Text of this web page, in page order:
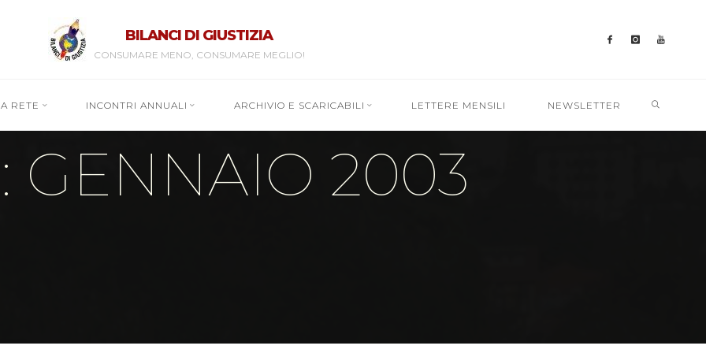
BILANCI DI GIUSTIZIA
CONSUMARE MENO, CONSUMARE MEGLIO!
RETE INCONTRI ANNUALI ARCHIVIO E SCARICABILI LETTERE MENSILI NEWSLETTER
GENNAIO 2003